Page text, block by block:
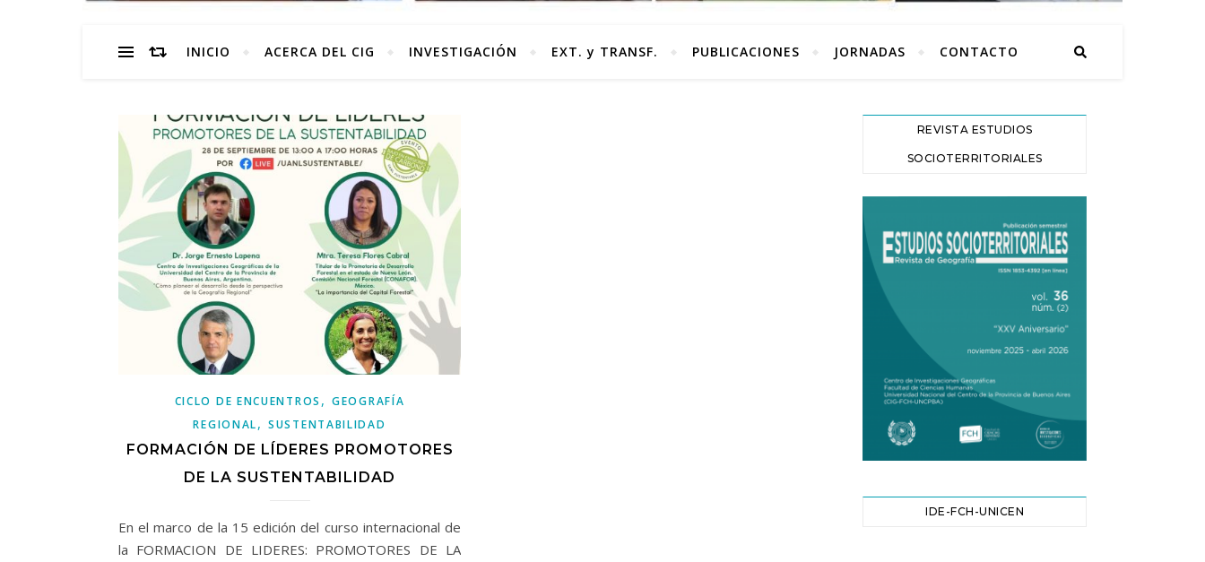
INICIO ACERCA DEL CIG INVESTIGACIÓN EXT. y TRANSF. PUBLICACIONES JORNADAS CONTACTO
CICLO DE ENCUENTROS , GEOGRAFÍA
REGIONAL,SUSTENTABILIDAD
FORMACIÓN DE LÍDERES PROMOTORES
DE LA SUSTENTABILIDAD
En el marco de la 15 edición del curso internacional de
la FORMACION DE LIDERES: PROMOTORES DE LA
REVISTA ESTUDIOS
SOCIOTERRITORIALES
IDE-FCH-UNICEN